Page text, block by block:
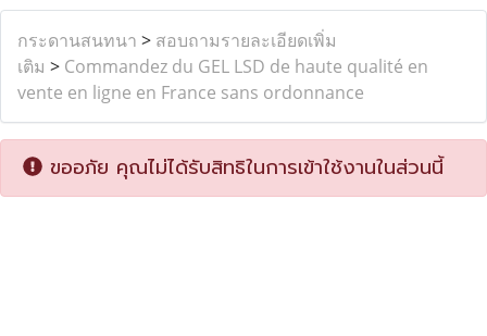
กระดานสนทนา > สอบถามรายละเอียดเพิ่ม
เติม > Commandez du GEL LSD de haute qualité en
vente en ligne en France sans ordonnance
ขออภัย คุณไม่ได้รับสิทธิในการเข้าใช้งานในส่วนนี้